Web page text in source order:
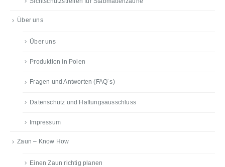
Über uns
Über uns
Produktion in Polen
Fragen und Antworten (FAQ´s)
Datenschutz und Haftungsausschluss
Impressum
Zaun – Know How
Einen Zaun richtig planen